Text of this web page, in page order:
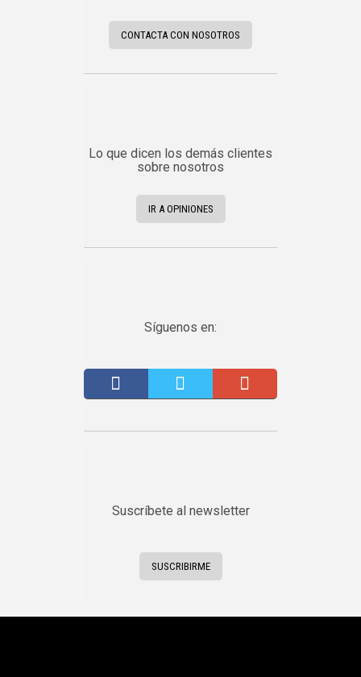
CONTACTA CON NOSOTROS
Lo que dicen los demás clientes
sobre nosotros
IR A OPINIONES
Síguenos en:
Suscríbete al newsletter
SUSCRIBIRME